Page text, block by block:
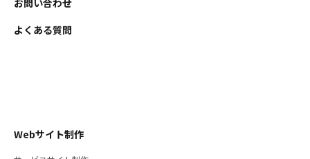
よくある質問
Webサイト制作